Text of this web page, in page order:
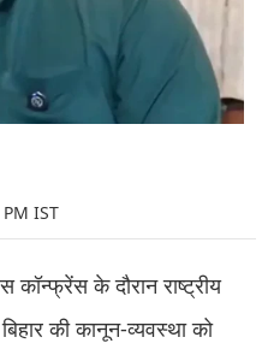
IST
के दौरान राष्ट्रीय
की कानून-व्यवस्था को